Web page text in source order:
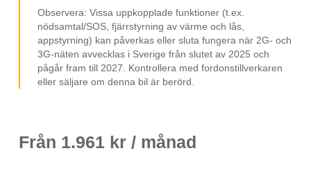
Observera: Vissa uppkopplade funktioner (t.ex.
nödsamtal/SOS, fjärrstyrning av värme och lås,
appstyrning) kan påverkas eller sluta fungera när 2G- och
3G-näten avvecklas i Sverige från slutet av 2025 och
pågår fram till 2027. Kontrollera med fordonstillverkaren
eller säljare om denna bil är berörd.
Från 1.961kr / månad